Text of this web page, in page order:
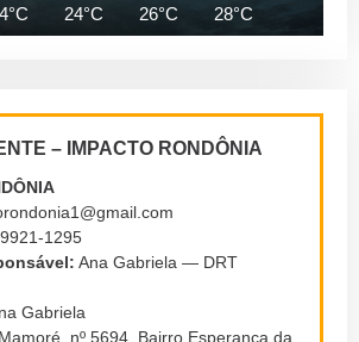
24°C 26°C 28°C
– IMPACTO RONDÔNIA
1295
Ana Gabriela — DRT
Gabriela
nº 5694, Bairro Esperança da